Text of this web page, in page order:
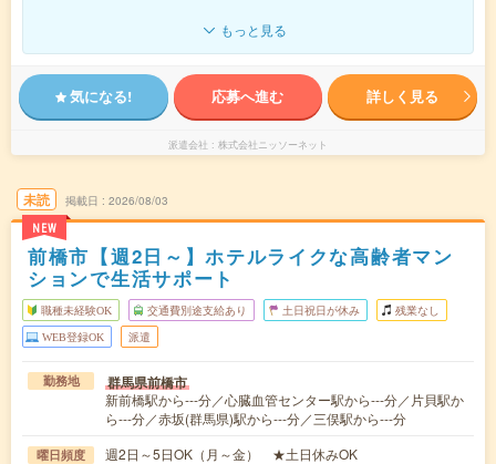
もっと見る
気になる! 応募へ進む 詳しく見る
派遣会社 株式会社ニッソーネット
未読
NEW
掲載日 2026/08/03
前橋市【週2日～】ホテルライクな高齢者マン
ションで生活サポート
職種未経験OK 交通費別途支給あり 土日祝日が休み 残業なし
WEB登録OK 派遣
勤務地 群馬県前橋市
新前橋駅から---分／心臓血管センター駅から---分／片貝駅か
ら---分／赤坂(群馬県)駅から---分／三俣駅から---分
曜日頻度 週2日～5日OK（月～金） ★土日休みOK